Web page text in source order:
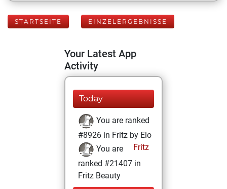
STARTSEITE EINZELERGEBNISSE
Your Latest App
Activity
Today
You are ranked
#8926 in Fritz by Elo
Fritz
You are
ranked #21407 in
Fritz Beauty